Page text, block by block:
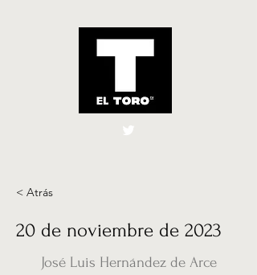
El Toro España
< Atrás
20 de noviembre de 2023
José Luis Hernández de Arce